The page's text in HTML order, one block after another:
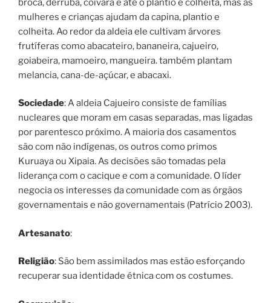
broca, derruba, coivara e até o plantio e colheita, mas as
mulheres e crianças ajudam da capina, plantio e
colheita. Ao redor da aldeia ele cultivam árvores
frutíferas como abacateiro, bananeira, cajueiro,
goiabeira, mamoeiro, mangueira. também plantam
melancia, cana-de-açúcar, e abacaxi.
Sociedade: A aldeia Cajueiro consiste de famílias
nucleares que moram em casas separadas, mas ligadas
por parentesco próximo. A maioria dos casamentos
são com não indígenas, os outros como primos
Kuruaya ou Xipaia. As decisões são tomadas pela
liderança com o cacique e com a comunidade. O líder
negocia os interesses da comunidade com as órgãos
governamentais e não governamentais (Patrício 2003).
Artesanato:
Religião: São bem assimilados mas estão esforçando
recuperar sua identidade étnica com os costumes.